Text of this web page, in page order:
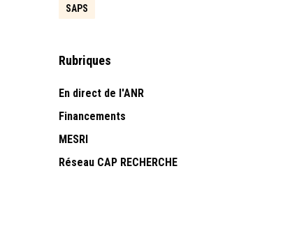
SAPS
Rubriques
En direct de l'ANR
Financements
MESRI
Réseau CAP RECHERCHE